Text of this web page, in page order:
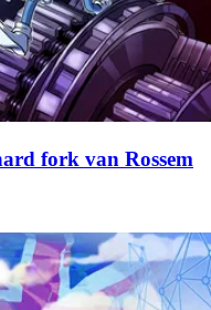
fork van Rossem